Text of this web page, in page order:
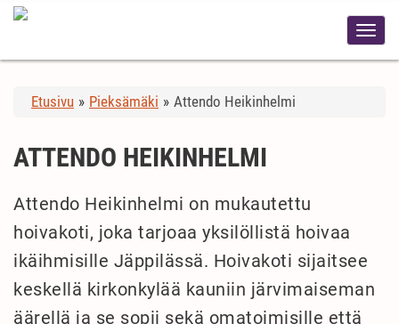
Etusivu » Pieksämäki » Attendo Heikinhelmi
ATTENDO HEIKINHELMI
Attendo Heikinhelmi on mukautettu
hoivakoti, joka tarjoaa yksilöllistä hoivaa
ikäihmisille Jäppilässä. Hoivakoti sijaitsee
keskellä kirkonkylää kauniin järvimaiseman
äärellä ja se sopii sekä omatoimisille että